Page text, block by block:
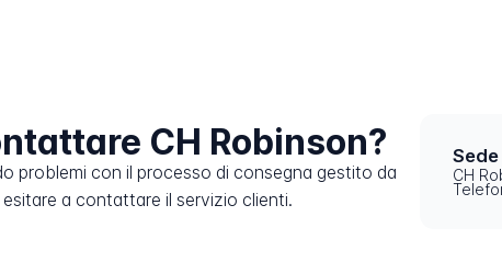
CH Robinson?
problemi con il processo di consegna gestito da
a contattare il servizio clienti.
CH